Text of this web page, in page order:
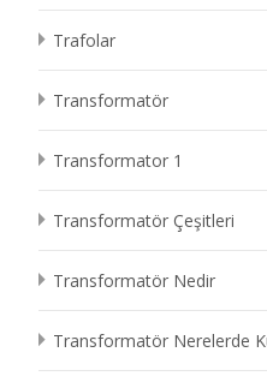
Trafolar
Transformatör
Transformator 1
Transformatör Çeşitleri
Transformatör Nedir
Transformatör Nerelerde